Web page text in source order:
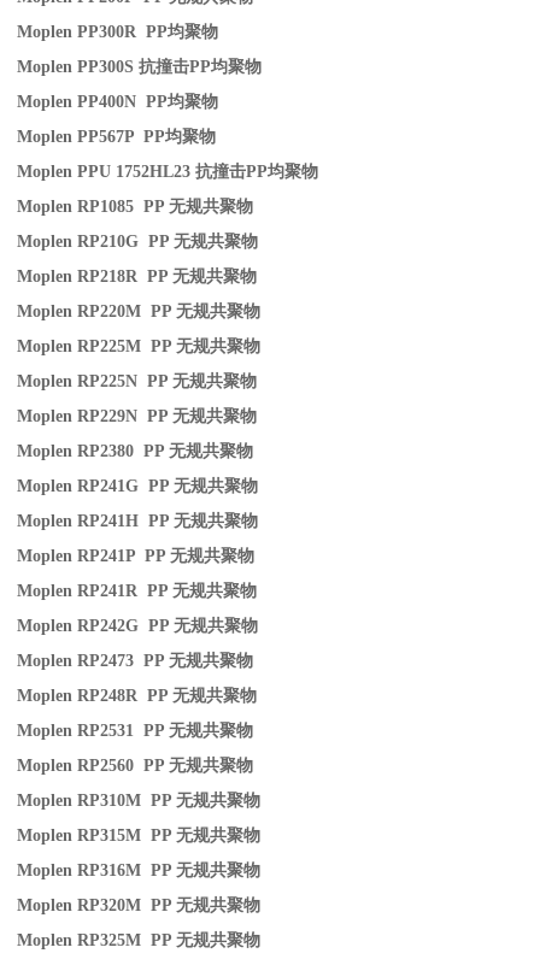
Moplen PP300R PP均聚物
Moplen PP300S抗撞击PP均聚物
Moplen PP400N PP均聚物
Moplen PP567P PP均聚物
Moplen PPU 1752HL23抗撞击PP均聚物
Moplen RP1085 PP无规共聚物
Moplen RP210G PP无规共聚物
Moplen RP218R PP无规共聚物
Moplen RP220M PP无规共聚物
Moplen RP225M PP无规共聚物
Moplen RP225N PP无规共聚物
Moplen RP229N PP无规共聚物
Moplen RP2380 PP无规共聚物
Moplen RP241G PP无规共聚物
Moplen RP241H PP无规共聚物
Moplen RP241P PP无规共聚物
Moplen RP241R PP无规共聚物
Moplen RP242G PP无规共聚物
Moplen RP2473 PP无规共聚物
Moplen RP248R PP无规共聚物
Moplen RP2531 PP无规共聚物
Moplen RP2560 PP无规共聚物
Moplen RP310M PP无规共聚物
Moplen RP315M PP无规共聚物
Moplen RP316M PP无规共聚物
Moplen RP320M PP无规共聚物
Moplen RP325M PP无规共聚物